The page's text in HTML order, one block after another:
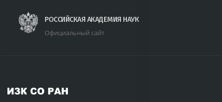
РОССИЙСКАЯ АКАДЕМИЯ НАУК
Официальный сайт